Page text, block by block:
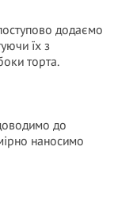
додаємо
їх з
торта.
до
наносимо